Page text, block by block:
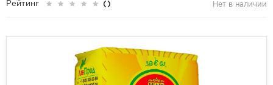
Рейтинг () Нет в наличии